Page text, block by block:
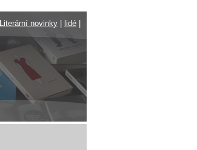
Literární novinky
lidé